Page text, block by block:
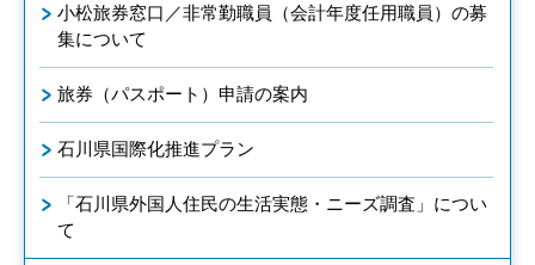
小松旅券窓口／非常勤職員（会計年度任用職員）の募
集について
旅券（パスポート）申請の案内
石川県国際化推進プラン
「石川県外国人住民の生活実態・ニーズ調査」につい
て